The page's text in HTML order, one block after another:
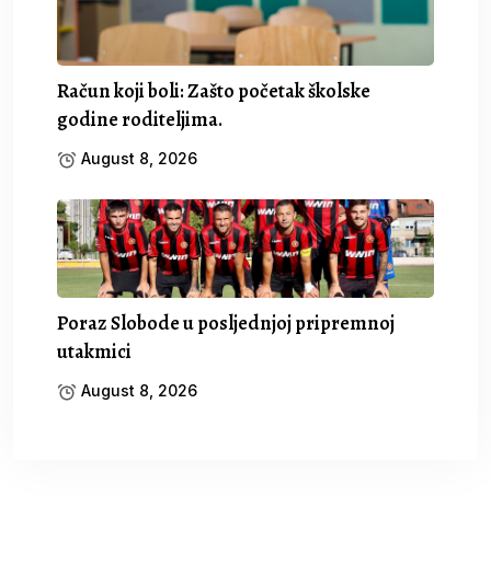
Račun koji boli: Zašto početak školske
godine roditeljima.
August 8, 2026
Poraz Slobode u posljednjoj pripremnoj
utakmici
August 8, 2026